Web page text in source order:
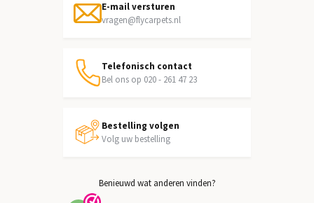
E-mail versturen
vragen@flycarpets.nl
Telefonisch contact
Bel ons op 020 - 261 47 23
Bestelling volgen
Volg uw bestelling
Benieuwd wat anderen vinden?